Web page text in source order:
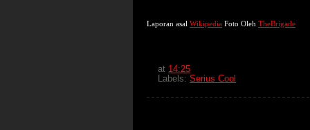
Laporan asal Wikipedia Foto Oleh TheBrigade
at 14:25
Labels: Serius Cool